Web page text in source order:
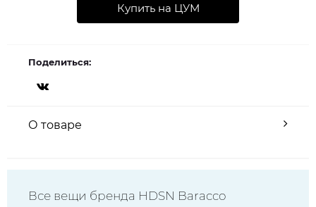
Купить на ЦУМ
Поделиться:
О товаре
Все вещи бренда HDSN Baracco